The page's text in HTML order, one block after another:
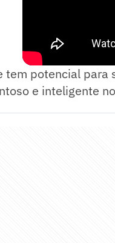
tem potencial para
e inteligente